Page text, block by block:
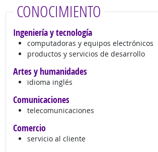
CONOCIMIENTO
Ingeniería y tecnología
computadoras y equipos electrónicos
productos y servicios de desarrollo
Artes y humanidades
idioma inglés
Comunicaciones
telecomunicaciones
Comercio
servicio al cliente